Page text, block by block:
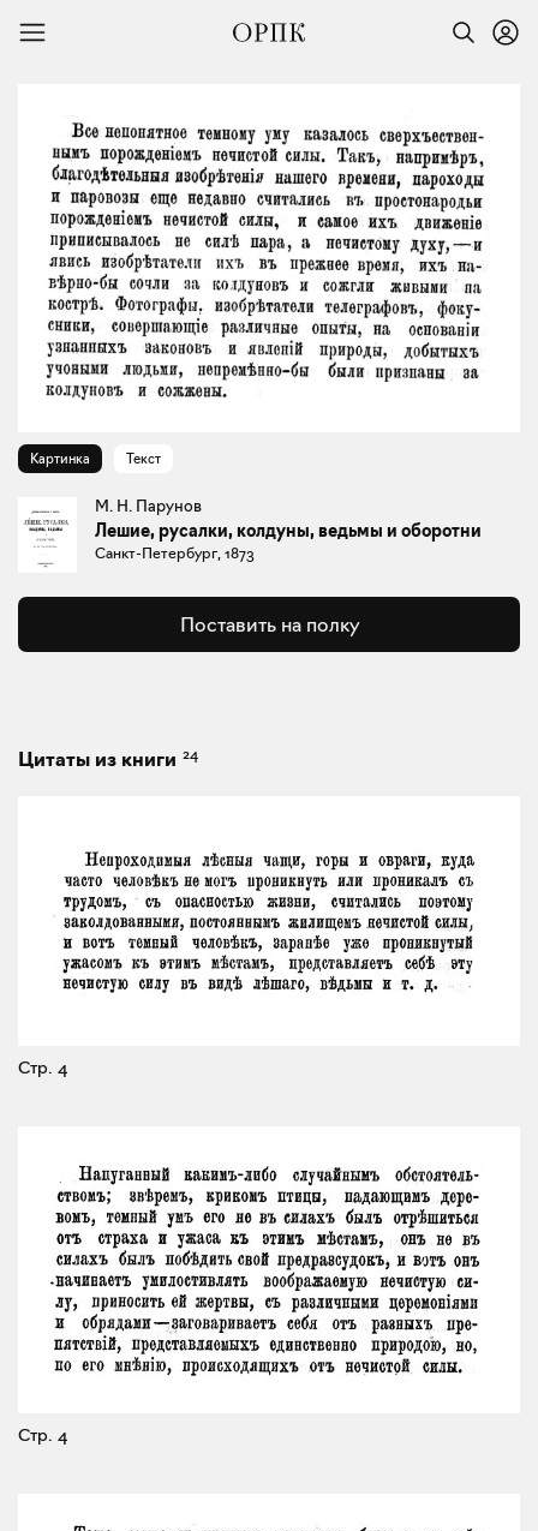
Картинка Текст
М. Н. Парунов
Лешие, русалки, колдуны, ведьмы и оборотни
Санкт-Петербург, 1873
Поставить на полку
Цитаты из книги 24
Стр. 4
Стр. 4